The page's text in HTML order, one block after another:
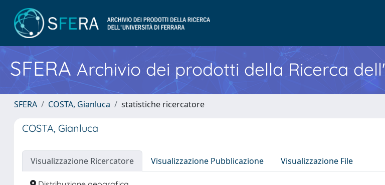
SFERA Archivio dei prodotti della Ricerca
SFERA COSTA, Gianluca statistiche ricercatore
COSTA, Gianluca
Visualizzazione Ricercatore Visualizzazione Pubblicazione Visualizzazione File